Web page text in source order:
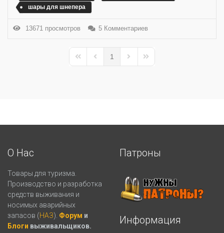
шары для шнепера
13671 просмотров 5 Комментариев
First PagePrevious Page
1
Next PageLast Page
О Нас
Товары для туризма.
Производство и разработка
средств выживания и
носимых аварийных
запасов (НАЗ). Форум и
Блоги выживальщиков.
Патроны
Информация